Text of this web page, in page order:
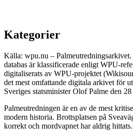
Kategorier
Källa: wpu.nu –
databas är klassificerade enligt WPU-
digitaliserats av WPU-projektet
det mest omfattande digitala arkivet för
Sveriges statsminister Olof Palme den
Palmeutredningen är en av de mest
modern historia. Brottsplatsen på
korrekt och mordvapnet har aldrig hittats.